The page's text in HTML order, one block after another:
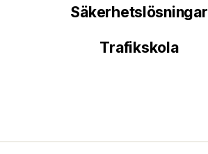
Säkerhetslösningar
Trafikskola